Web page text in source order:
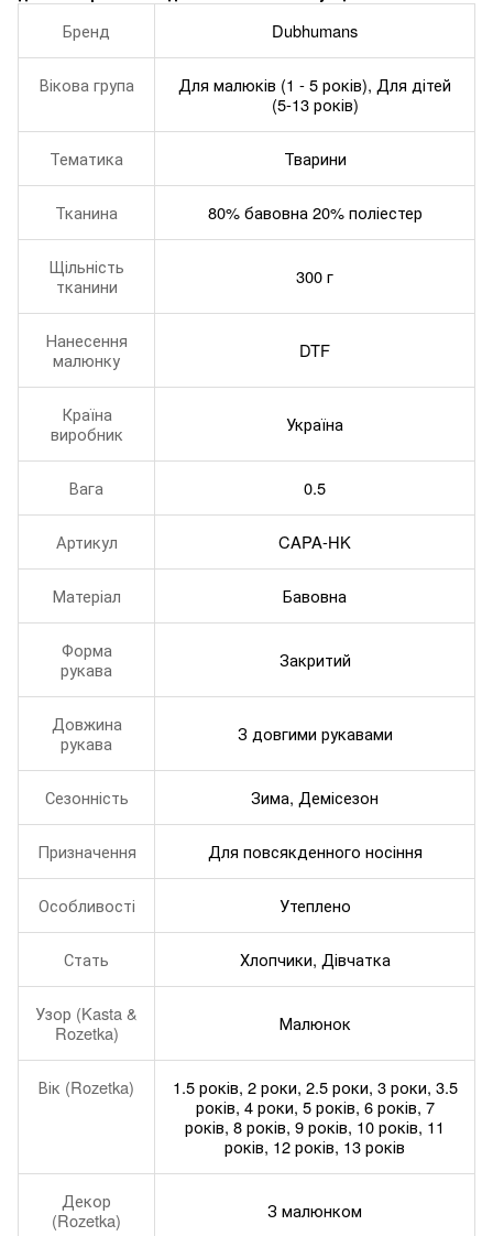
Бренд Dubhumans
Вікова група
Для малюків (1 - 5 років), Для дітей
(5-13 років)
Тематика Тварини
Тканина 80% бавовна 20% поліестер
Щільність
тканини
300 г
Нанесення
малюнку
DTF
Країна
виробник
Україна
Вага 0.5
Артикул CAPA-HK
Матеріал Бавовна
Форма
рукава
Закритий
Довжина
рукава
З довгими рукавами
Сезонність Зима, Демісезон
Призначення Для повсякденного носіння
Особливості Утеплено
Стать Хлопчики, Дівчатка
Узор (Kasta &
Rozetka)
Малюнок
Вік (Rozetka)
1.5 років, 2 роки, 2.5 роки, 3 роки, 3.5
років, 4 роки, 5 років, 6 років, 7
років, 8 років, 9 років, 10 років, 11
років, 12 років, 13 років
Декор
(Rozetka)
З малюнком